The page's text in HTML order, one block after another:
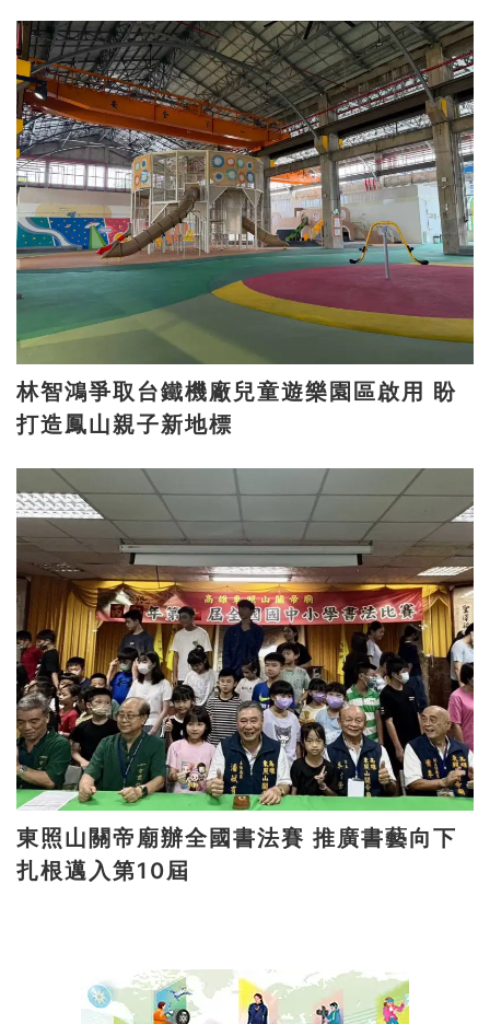
林智鴻爭取台鐵機廠兒童遊樂園區啟用 盼
打造鳳山親子新地標
東照山關帝廟辦全國書法賽 推廣書藝向下
扎根邁入第10屆